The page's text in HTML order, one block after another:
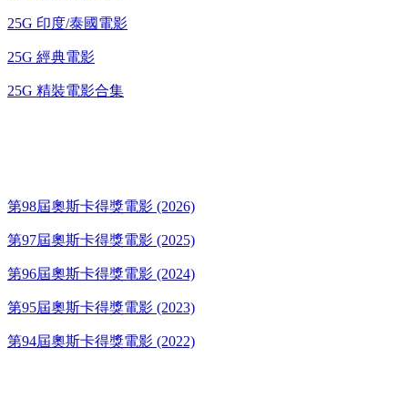
25G 印度/泰國電影
25G 經典電影
25G 精裝電影合集
第98屆奧斯卡得獎電影 (2026)
第97屆奧斯卡得獎電影 (2025)
第96屆奧斯卡得獎電影 (2024)
第95屆奧斯卡得獎電影 (2023)
第94屆奧斯卡得獎電影 (2022)